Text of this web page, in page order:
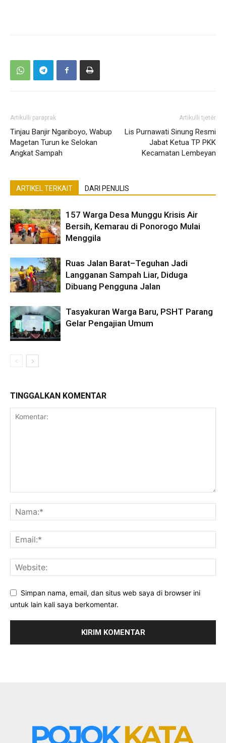
Artikulli paraprak
Tinjau Banjir Ngariboyo, Wabup
Magetan Turun ke Selokan
Angkat Sampah
Artikulli tjetër
Lis Purnawati Sinung Resmi
Jabat Ketua TP PKK
Kecamatan Lembeyan
ARTIKEL TERKAIT DARI PENULIS
157 Warga Desa Munggu Krisis Air
Bersih, Kemarau di Ponorogo Mulai
Menggila
Ruas Jalan Barat–Teguhan Jadi
Langganan Sampah Liar, Diduga
Dibuang Pengguna Jalan
Tasyakuran Warga Baru, PSHT Parang
Gelar Pengajian Umum
TINGGALKAN KOMENTAR
Simpan nama, email, dan situs web saya di browser ini
untuk lain kali saya berkomentar.